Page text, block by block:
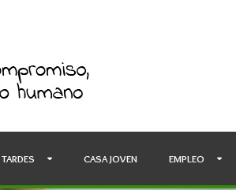
CASA JOVEN EMPLEO